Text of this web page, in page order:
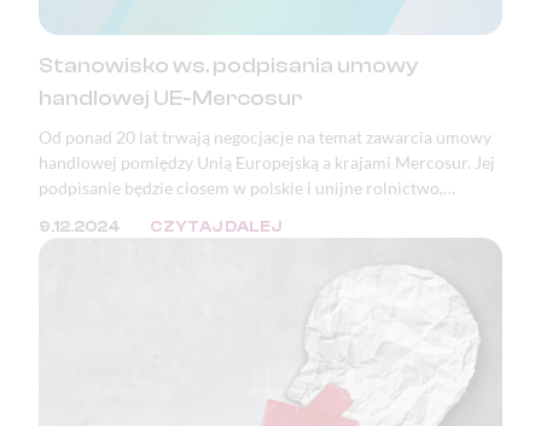
Stanowisko ws. podpisania umowy
handlowej UE-Mercosur
Od ponad 20 lat trwają negocjacje na temat zawarcia umowy
handlowej pomiędzy Unią Europejską a krajami Mercosur. Jej
podpisanie będzie ciosem w polskie i unijne rolnictwo,
względem ekologicznym, klimatycznym i demokratycznym.
9.12.2024 CZYTAJ DALEJ